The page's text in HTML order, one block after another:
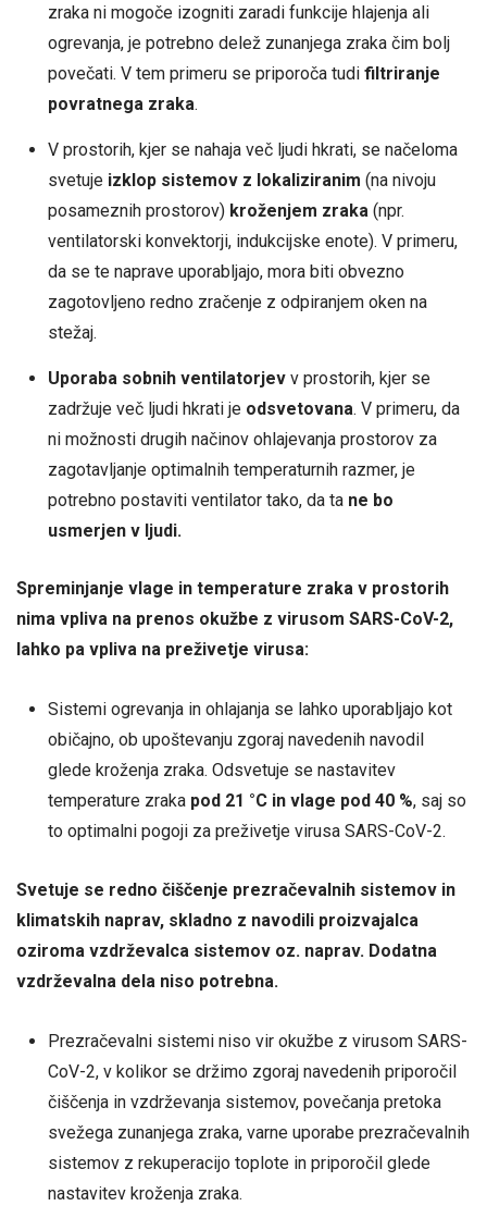
zraka ni mogoče izogniti zaradi funkcije hlajenja ali
ogrevanja, je potrebno delež zunanjega zraka čim bolj
povečati. V tem primeru se priporoča tudi filtriranje
povratnega zraka.
V prostorih, kjer se nahaja več ljudi hkrati, se načeloma
svetuje izklop sistemov z lokaliziranim (na nivoju
posameznih prostorov) kroženjem zraka (npr.
ventilatorski konvektorji, indukcijske enote). V primeru,
da se te naprave uporabljajo, mora biti obvezno
zagotovljeno redno zračenje z odpiranjem oken na
stežaj.
Uporaba sobnih ventilatorjev v prostorih, kjer se
zadržuje več ljudi hkrati je odsvetovana. V primeru, da
ni možnosti drugih načinov ohlajevanja prostorov za
zagotavljanje optimalnih temperaturnih razmer, je
potrebno postaviti ventilator tako, da ta ne bo
usmerjen v ljudi.
Spreminjanje vlage in temperature zraka v prostorih
nima vpliva na prenos okužbe z virusom SARS-CoV-2,
lahko pa vpliva na preživetje virusa:
Sistemi ogrevanja in ohlajanja se lahko uporabljajo kot
običajno, ob upoštevanju zgoraj navedenih navodil
glede kroženja zraka. Odsvetuje se nastavitev
temperature zraka pod 21 °C in vlage pod 40 %, saj so
to optimalni pogoji za preživetje virusa SARS-CoV-2.
Svetuje se redno čiščenje prezračevalnih sistemov in
klimatskih naprav, skladno z navodili proizvajalca
oziroma vzdrževalca sistemov oz. naprav. Dodatna
vzdrževalna dela niso potrebna.
Prezračevalni sistemi niso vir okužbe z virusom SARS-
CoV-2, v kolikor se držimo zgoraj navedenih priporočil
čiščenja in vzdrževanja sistemov, povečanja pretoka
svežega zunanjega zraka, varne uporabe prezračevalnih
sistemov z rekuperacijo toplote in priporočil glede
nastavitev kroženja zraka.